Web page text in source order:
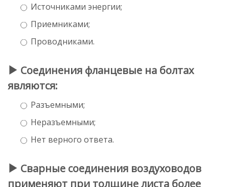
Источниками энергии;
Приемниками;
Проводниками.
Соединения фланцевые на болтах
являются:
Разъемными;
Неразъемными;
Нет верного ответа.
Сварные соединения воздуховодов
применяют при толщине листа более